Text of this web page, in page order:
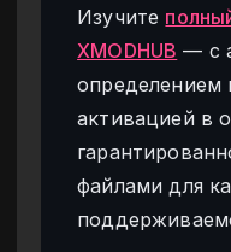
Изучите
XMODHUB — с
определением
активацией в
файлами для